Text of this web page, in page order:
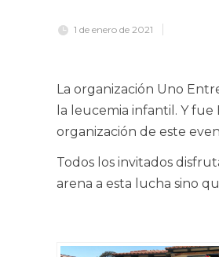
1 de enero de 2021
La organización Uno
la leucemia infantil. Y fue
organización de este
Todos los invitados
arena a esta lucha sino